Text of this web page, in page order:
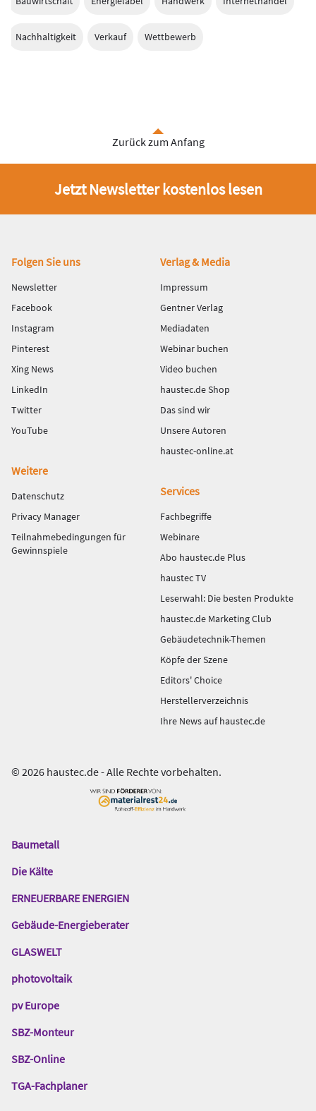
Nachhaltigkeit Verkauf Wettbewerb
Zurück zum Anfang
Jetzt Newsletter kostenlos lesen
Fußbereich
Folgen Sie uns
Newsletter
Facebook
Instagram
Pinterest
Xing News
LinkedIn
Twitter
YouTube
Verlag & Media
Impressum
Gentner Verlag
Mediadaten
Webinar buchen
Video buchen
haustec.de Shop
Das sind wir
Unsere Autoren
haustec-online.at
Weitere
Datenschutz
Privacy Manager
Teilnahmebedingungen für
Gewinnspiele
Services
Fachbegriffe
Webinare
Abo haustec.de Plus
haustec TV
Leserwahl: Die besten Produkte
haustec.de Marketing Club
Gebäudetechnik-Themen
Köpfe der Szene
Editors' Choice
Herstellerverzeichnis
Ihre News auf haustec.de
© 2026 haustec.de - Alle Rechte vorbehalten.
Das
Gentner
Baumetall
Die Kälte
ERNEUERBARE ENERGIEN
Gebäude-Energieberater
GLASWELT
photovoltaik
pv Europe
SBZ-Monteur
SBZ-Online
TGA-Fachplaner